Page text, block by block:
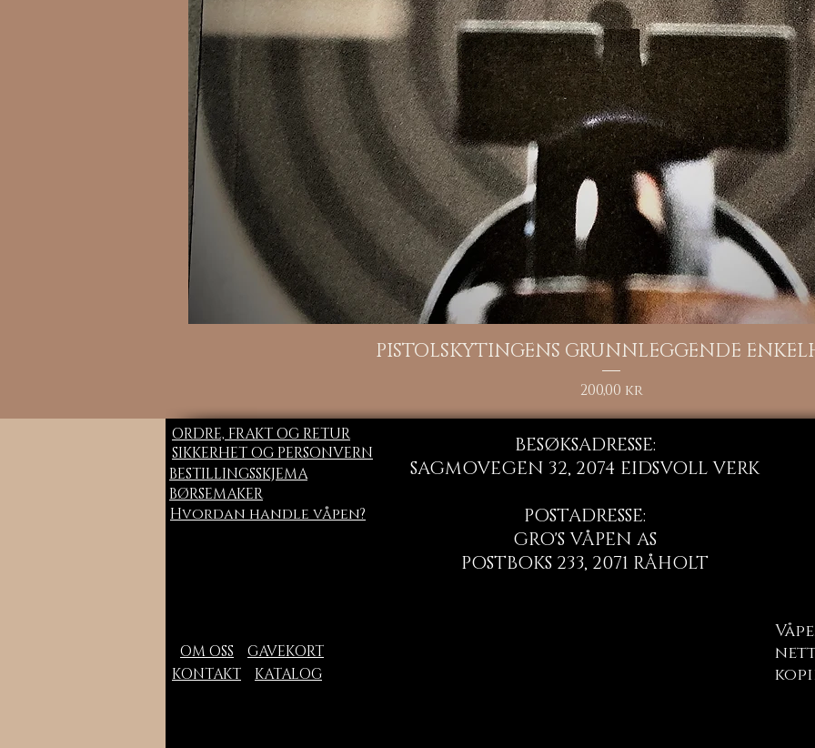
Hurtigvisning
PISTOLSKYTINGENS GRUNNLEGGENDE
Pris
200,00 kr
ORDRE, FRAKT OG RETUR
SIKKERHET OG PERSONVERN
BESTILLINGSSKJEMA
BØRSEMAKER
BESØKSADRESSE:
SAGMOVEGEN 32, 2074 EIDSVOLL VERK
POSTADRESSE:
GRO'S VÅPEN AS
POSTBOKS 233, 2071 RÅHOLT
Hvordan handle våpen?
OM OSS
GAVEKORT
KONTAKT
KATALOG